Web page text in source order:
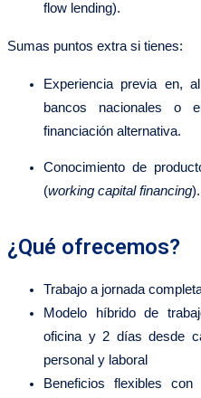
flow lending).
Sumas puntos extra si tienes:
Experiencia previa en,
bancos nacionales o
financiación alternativa.
Conocimiento de
(working capital financing).
¿Qué ofrecemos?
Trabajo a jornada
Modelo híbrido de
oficina y 2 días desde
personal y laboral
Beneficios flexibles